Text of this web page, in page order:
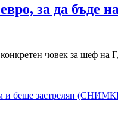
за да бъде
човек за шеф